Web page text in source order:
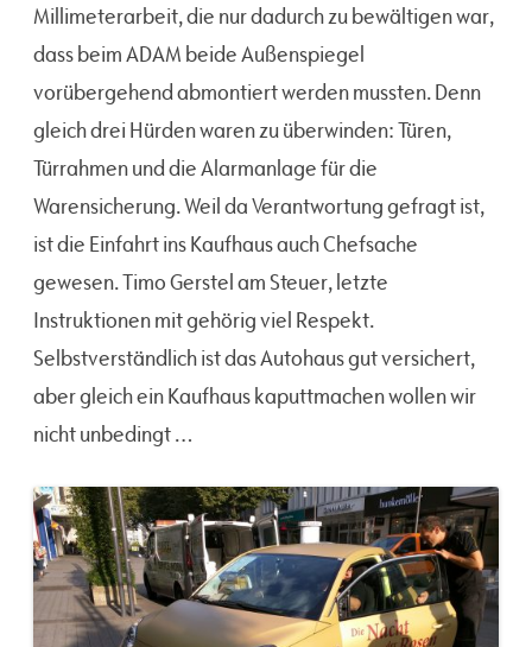
Millimeterarbeit, die nur dadurch zu bewältigen war,
dass beim ADAM beide Außenspiegel
vorübergehend abmontiert werden mussten. Denn
gleich drei Hürden waren zu überwinden: Türen,
Türrahmen und die Alarmanlage für die
Warensicherung. Weil da Verantwortung gefragt ist,
ist die Einfahrt ins Kaufhaus auch Chefsache
gewesen. Timo Gerstel am Steuer, letzte
Instruktionen mit gehörig viel Respekt.
Selbstverständlich ist das Autohaus gut versichert,
aber gleich ein Kaufhaus kaputtmachen wollen wir
nicht unbedingt …